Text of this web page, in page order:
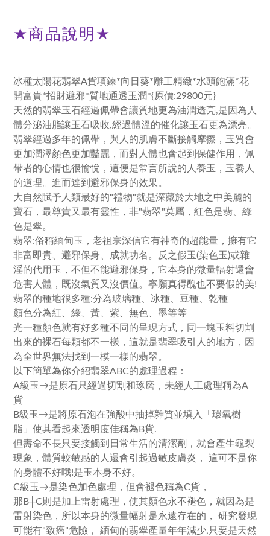
★商品說明 ★
冰種太陽花翡翠A貨項鍊*向日葵*雕工精緻*水頭飽滿*花
開富貴*招財避邪*質地通透玉潤*{原價:29800元}
天然的翡翠玉石經過佩帶會讓質地更為油潤透亮,是因為人
體分泌油脂讓玉石吸收,經過體溫的催化讓玉石更為漂亮。
翡翠經過多年的佩帶，與人的肌膚不斷接觸摩擦，玉質會
更加潤澤顏色更加豔麗，而對人體也會起到保健作用，佩
帶者的心情也很愉悅，這便是常言所說的人養玉，玉養人
的道理。進而達到避邪保身的效果。
大自然賦予人類最好的"禮物"就是深藏於大地之中美麗的
寶石，最尊貴又最有靈性，非"翡翠"莫屬，紅色是翡、綠
色是翠。
翡翠:俗稱緬甸玉，老祖宗深信它有神奇的超能量，擁有它
非富即貴、避邪保身、成就功名。反之假玉(染色玉)或雜
淫的代用玉，不但不能避邪保身，它本身的微量輻射還會
危害人體，既沒氣質又沒價值。寧願真得醜也不要假的美!
翡翠的種地很多種:分為玻璃種、冰種、豆種、乾種
顏色分為紅、綠、黃、紫、無色、墨等等
光一種顏色就有好多種不同的呈現方式，同一塊玉料切割
出來的裸石每顆都不一樣，這就是翡翠吸引人的地方，因
為全世界無法找到一模一樣的翡翠。
以下簡單為你介紹翡翠ABC的處理過程：
A級玉→是原石只經過切割和琢磨，未經人工處理稱為A
貨
B級玉→是將原石泡在強酸中抽掉雜質並填入「環氧樹
脂」使其看起來透明度佳稱為B貨.
但壽命不長只要接觸到日常生活的清潔劑，就會產生龜裂
現象，體質較敏感的人還會引起過敏皮膚炎， 這可不是你
的身體不好哦!是玉本身不好。
C級玉→是染色加色處理，但會褪色稱為C貨，
那B┼C則是加上雷射處理，使其顏色永不褪色，就因為是
雷射染色，所以本身的微量幅射是永遠存在的， 研究發現
可能有"致癌"危險， 緬甸的翡翠產量年年減少,只要是天然